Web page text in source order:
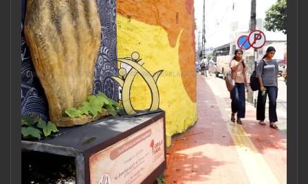
NEWS 360
CASE DIARY
CINEMA
OPINION
PHOTOS